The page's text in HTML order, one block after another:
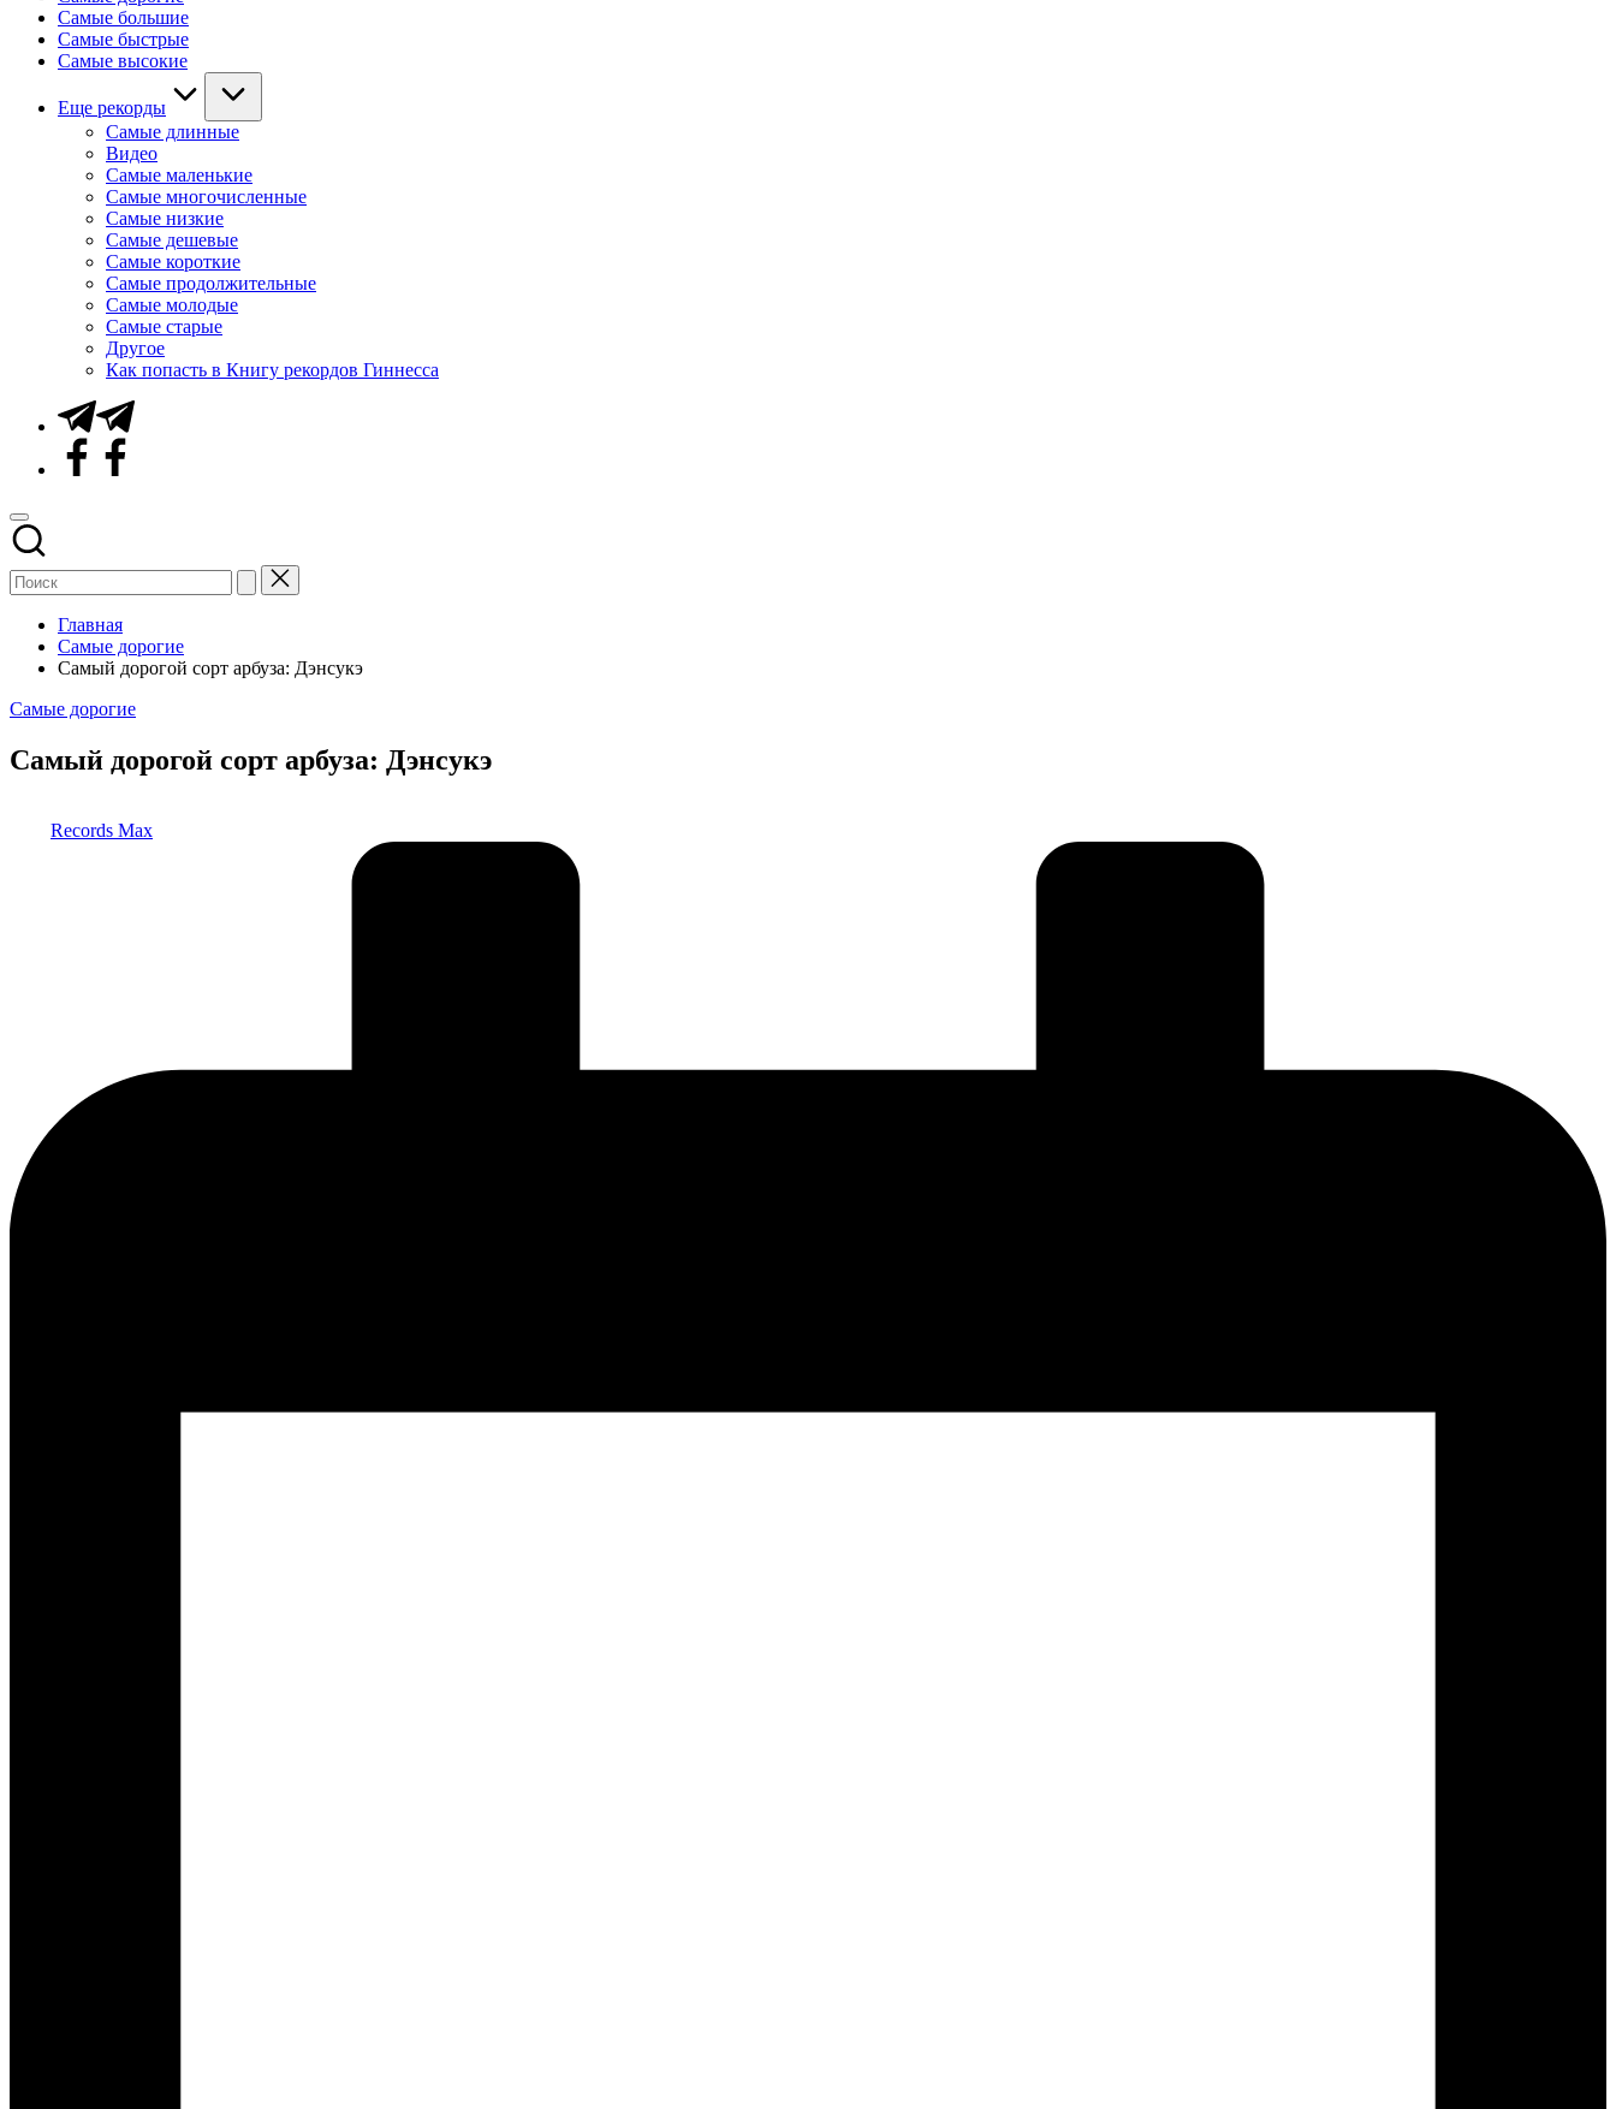
Самые большие
Самые быстрые
Самые высокие
Еще рекорды
Самые длинные
Видео
Самые маленькие
Самые многочисленные
Самые низкие
Самые дешевые
Самые короткие
Самые продолжительные
Самые молодые
Самые старые
Другое
Как попасть в Книгу рекордов Гиннесса
Telegram
Facebook
Главная
Самые дорогие
Самый дорогой сорт арбуза: Дэнсукэ
Опубликовано
Самые дорогие
Самый дорогой сорт арбуза: Дэнсукэ
Records Max